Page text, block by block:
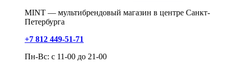
MINT — мультибрендовый магазин в центре Санкт-
Петербурга
+7 812 449-51-71
Пн-Вс: с 11-00 до 21-00